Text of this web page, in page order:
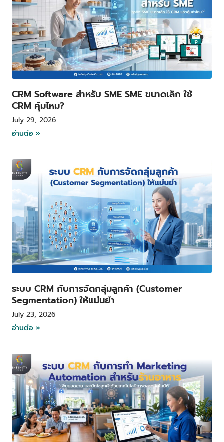
CRM Software สำหรับ SME SME ขนาดเล็ก ใช้
CRM คุ้มไหม?
July 29, 2026
อ่านต่อ »
ระบบ CRM กับการจัดกลุ่มลูกค้า (Customer
Segmentation) ให้แม่นยำ
July 23, 2026
อ่านต่อ »